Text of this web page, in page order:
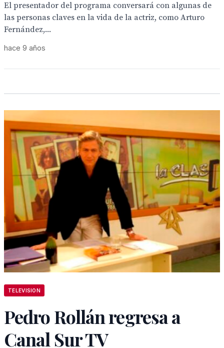
El presentador del programa conversará con algunas de
las personas claves en la vida de la actriz, como Arturo
Fernández,...
hace 9 años
TELEVISION
Pedro Rollán regresa a
Canal Sur TV